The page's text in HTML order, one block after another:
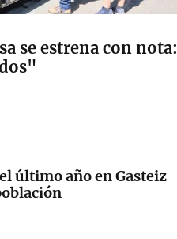
se estrena con nota:
último año en Gasteiz